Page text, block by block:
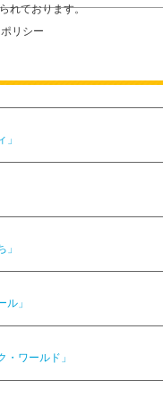
れております。
リシー
」
ワールド」